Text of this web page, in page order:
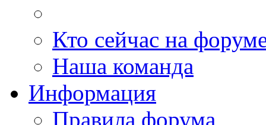
Кто сейчас на
Наша команда
Информация
Правила форума